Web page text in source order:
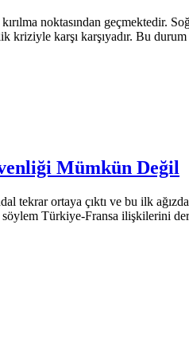
noktasından geçmektedir.
karşı karşıyadır. Bu durum
Mümkün Değil
tekrar ortaya çıktı ve bu ilk
söylem Türkiye-Fransa ilişkilerini